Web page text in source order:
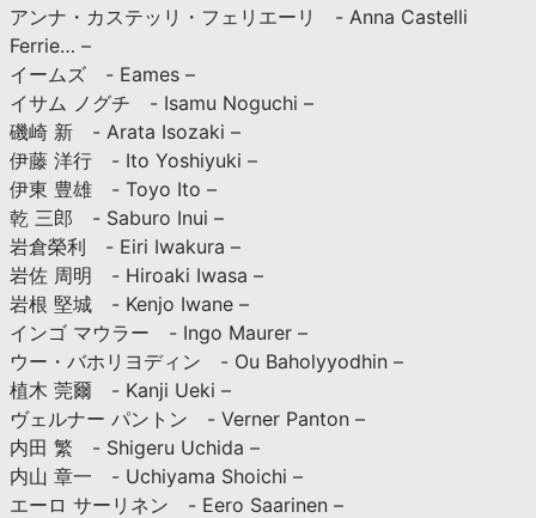
アンナ・カステッリ・フェリエーリ - Anna Castelli
Ferrie… –
イームズ - Eames –
イサム ノグチ - Isamu Noguchi –
磯崎 新 - Arata Isozaki –
伊藤 洋行 - Ito Yoshiyuki –
伊東 豊雄 - Toyo Ito –
乾 三郎 - Saburo Inui –
岩倉榮利 - Eiri Iwakura –
岩佐 周明 - Hiroaki Iwasa –
岩根 堅城 - Kenjo Iwane –
インゴ マウラー - Ingo Maurer –
ウー・バホリヨディン - Ou Baholyyodhin –
植木 莞爾 - Kanji Ueki –
ヴェルナー パントン - Verner Panton –
内田 繁 - Shigeru Uchida –
内山 章一 - Uchiyama Shoichi –
エーロ サーリネン - Eero Saarinen –